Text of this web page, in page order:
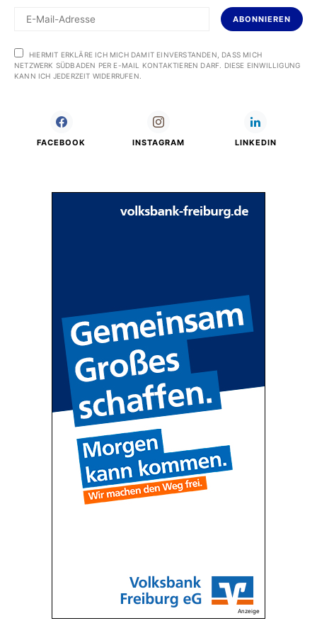
ABONNIEREN
HIERMIT ERKLÄRE ICH MICH DAMIT EINVERSTANDEN, DASS MICH
NETZWERK SÜDBADEN PER E-MAIL KONTAKTIEREN DARF. DIESE EINWILLIGUNG
KANN ICH JEDERZEIT WIDERRUFEN.
FACEBOOK INSTAGRAM LINKEDIN
Anzeige